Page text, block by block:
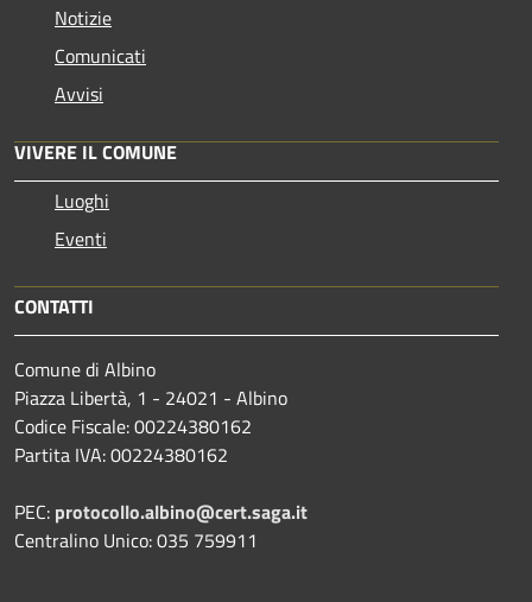
Notizie
Comunicati
Avvisi
VIVERE IL COMUNE
Luoghi
Eventi
CONTATTI
Comune di Albino
Piazza Libertà, 1 - 24021 - Albino
Codice Fiscale: 00224380162
Partita IVA: 00224380162
PEC: protocollo.albino@cert.saga.it
Centralino Unico: 035 759911